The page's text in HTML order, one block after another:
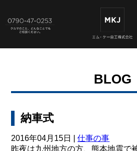
BLOG
納車式
2016年04月15日 |仕事の事
昨夜は九州地方の方、熊本地震で